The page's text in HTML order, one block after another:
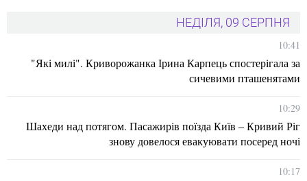
НЕДІЛЯ, 09 СЕРПНЯ
10:41
"Які милі". Криворожанка Ірина Карпець спостерігала за
сичевими пташенятами
10:29
Шахеди над потягом. Пасажирів поїзда Київ – Кривий Ріг
знову довелося евакуювати посеред ночі
10:17